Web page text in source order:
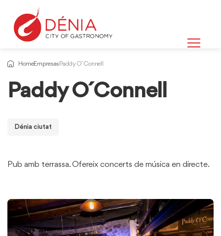
HomeEmpresas Paddy O´Connell
Paddy O´Connell
Dénia ciutat
Pub amb terrassa. Ofereix concerts de música en directe.